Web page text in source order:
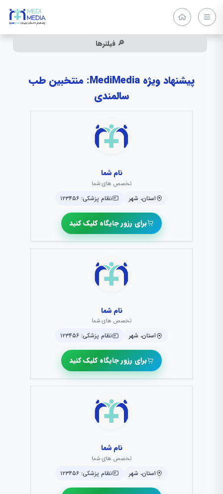
🔎 فیلترها
پیشنهاد ویژه MediMedia: منتخبین طب
سالمندی
نام شما
تخصص های شما
استان، شهر نظام پزشکی: ۱۲۳۴۵۶
برای رزور جایگاه کلیک کنید
نام شما
تخصص های شما
استان، شهر نظام پزشکی: ۱۲۳۴۵۶
برای رزور جایگاه کلیک کنید
نام شما
تخصص های شما
استان، شهر نظام پزشکی: ۱۲۳۴۵۶